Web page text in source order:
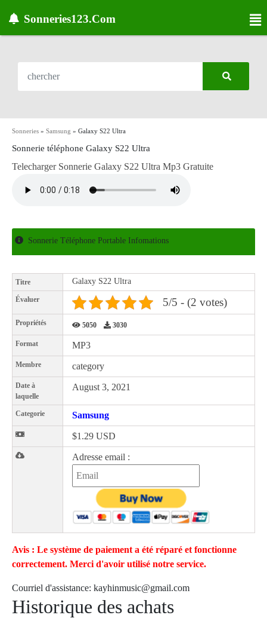
Sonneries123.Com
Sonneries » Samsung » Galaxy S22 Ultra
Sonnerie téléphone Galaxy S22 Ultra
Telecharger Sonnerie Galaxy S22 Ultra Mp3 Gratuite
Sonnerie Téléphone Portable Infomations
Titre Galaxy S22 Ultra
Évaluer 5/5 - (2 votes)
Propriétés 5050 3030
Format MP3
Membre category
Date à
laquelle
August 3, 2021
Categorie Samsung
$1.29 USD
Adresse email :
Avis : Le système de paiement a été réparé et fonctionne
correctement. Merci d'avoir utilisé notre service.
Courriel d'assistance: kayhinmusic@gmail.com
Historique des achats